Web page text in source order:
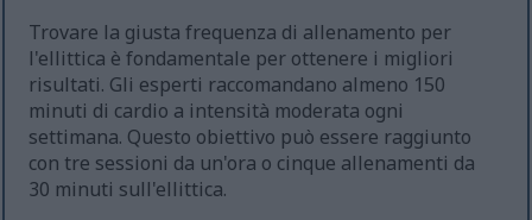
Trovare la giusta frequenza di allenamento per
l'ellittica è fondamentale per ottenere i migliori
risultati. Gli esperti raccomandano almeno 150
minuti di cardio a intensità moderata ogni
settimana. Questo obiettivo può essere raggiunto
con tre sessioni da un'ora o cinque allenamenti da
30 minuti sull'ellittica.